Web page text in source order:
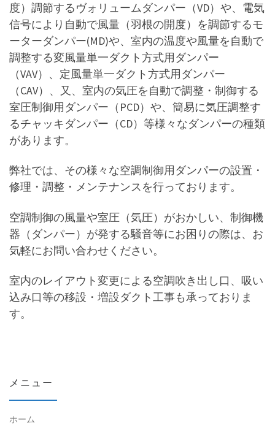
度）調節するヴォリュームダンパー（VD）や、電気
信号により自動で風量（羽根の開度）を調節するモ
ーターダンパー(MD)や、室内の温度や風量を自動で
調整する変風量単一ダクト方式用ダンパー
（VAV）、定風量単一ダクト方式用ダンパー
（CAV）、又、室内の気圧を自動で調整・制御する
室圧制御用ダンパー（PCD）や、簡易に気圧調整す
るチャッキダンパー（CD）等様々なダンパーの種類
があります。
弊社では、その様々な空調制御用ダンパーの設置・
修理・調整・メンテナンスを行っております。
空調制御の風量や室圧（気圧）がおかしい、制御機
器（ダンパー）が発する騒音等にお困りの際は、お
気軽にお問い合わせください。
室内のレイアウト変更による空調吹き出し口、吸い
込み口等の移設・増設ダクト工事も承っておりま
す。
メニュー
ホーム